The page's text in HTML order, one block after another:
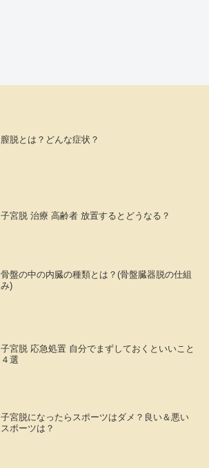
膣脱とは？どんな症状？
子宮脱 治療 高齢者 放置するとどうなる？
骨盤の中の内臓の種類とは？(骨盤臓器脱の仕組
み)
子宮脱 応急処置 自分でまずしておくといいこと
４選
子宮脱になったらスポーツはダメ？良い＆悪い
スポーツは？